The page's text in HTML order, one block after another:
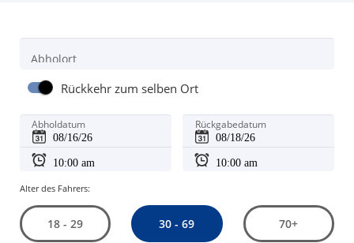
Abholort
Rückkehr zum selben Ort
Abholdatum Rückgabedatum
Alter des Fahrers:
18 - 29 30 - 69 70+